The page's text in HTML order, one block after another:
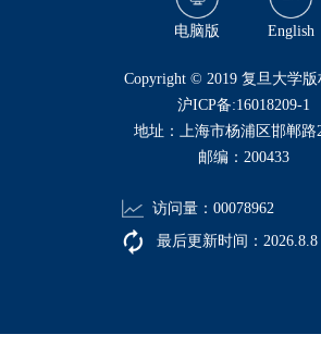
电脑版 English
​Copyright © 2019 复旦大学
沪ICP备:16018209-1
地址：上海市杨浦区邯郸路
邮编：200433
访问量： 00078962
最后更新时间： 2026 8 8